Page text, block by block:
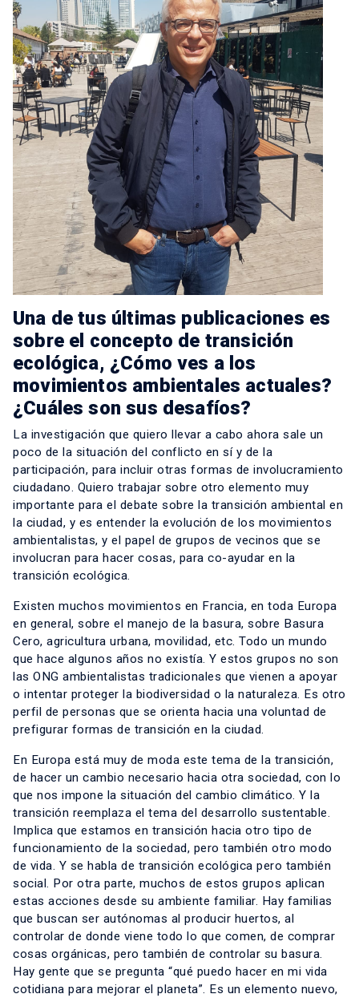
Una de tus últimas publicaciones es
sobre el concepto de transición
ecológica, ¿Cómo ves a los
movimientos ambientales actuales?
¿Cuáles son sus desafíos?
La investigación que quiero llevar a cabo ahora sale un
poco de la situación del conflicto en sí y de la
participación, para incluir otras formas de involucramiento
ciudadano. Quiero trabajar sobre otro elemento muy
importante para el debate sobre la transición ambiental en
la ciudad, y es entender la evolución de los movimientos
ambientalistas, y el papel de grupos de vecinos que se
involucran para hacer cosas, para co-ayudar en la
transición ecológica.
Existen muchos movimientos en Francia, en toda Europa
en general, sobre el manejo de la basura, sobre Basura
Cero, agricultura urbana, movilidad, etc. Todo un mundo
que hace algunos años no existía. Y estos grupos no son
las ONG ambientalistas tradicionales que vienen a apoyar
o intentar proteger la biodiversidad o la naturaleza. Es otro
perfil de personas que se orienta hacia una voluntad de
prefigurar formas de transición en la ciudad.
En Europa está muy de moda este tema de la transición,
de hacer un cambio necesario hacia otra sociedad, con lo
que nos impone la situación del cambio climático. Y la
transición reemplaza el tema del desarrollo sustentable.
Implica que estamos en transición hacia otro tipo de
funcionamiento de la sociedad, pero también otro modo
de vida. Y se habla de transición ecológica pero también
social. Por otra parte, muchos de estos grupos aplican
estas acciones desde su ambiente familiar. Hay familias
que buscan ser autónomas al producir huertos, al
controlar de donde viene todo lo que comen, de comprar
cosas orgánicas, pero también de controlar su basura.
Hay gente que se pregunta “qué puedo hacer en mi vida
cotidiana para mejorar el planeta”. Es un elemento nuevo,